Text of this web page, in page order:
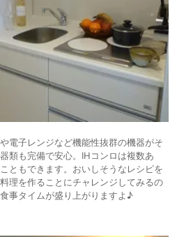
電子レンジなど機能性抜群の機器がそ
類も完備で安心。IHコンロは複数あ
ともできます。おいしそうなレシピを
理を作ることにチャレンジしてみるの
事タイムが盛り上がりますよ♪